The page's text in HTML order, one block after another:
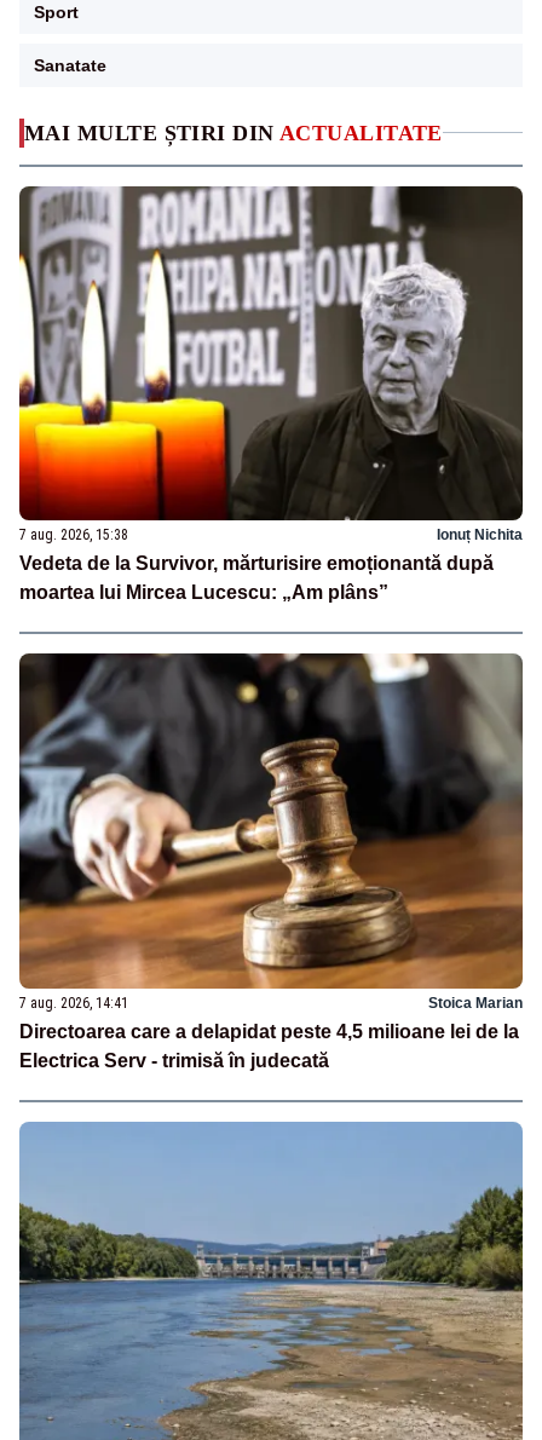
MAI MULTE ȘTIRI DIN ACTUALITATE
7 aug. 2026, 15:38 Ionuț Nichita
Vedeta de la Survivor, mărturisire emoționantă după
moartea lui Mircea Lucescu: „Am plâns”
7 aug. 2026, 14:41 Stoica Marian
Directoarea care a delapidat peste 4,5 milioane lei de la
Electrica Serv - trimisă în judecată
Sport
Sanatate